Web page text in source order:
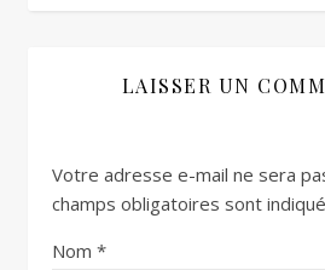
LAISSER UN
Votre adresse e-mail ne sera
champs obligatoires sont
Nom *